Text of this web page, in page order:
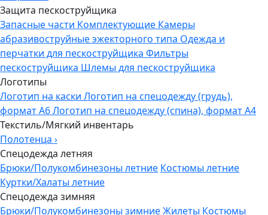
Защита пескоструйщика
Запасные части Комплектующие Камеры
абразивоструйные эжекторного типа Одежда и
перчатки для пескоструйщика Фильтры
пескоструйщика Шлемы для пескоструйщика
Логотипы
Логотип на каски Логотип на спецодежду (грудь),
формат А6Логотип на спецодежду (спина), формат А4
Текстиль/Мягкий инвентарь
Полотенца ›
Спецодежда летняя
Брюки/Полукомбинезоны летние Костюмы летние
Куртки/Халаты летние
Спецодежда зимняя
Брюки/Полукомбинезоны зимниеЖилеты Костюмы